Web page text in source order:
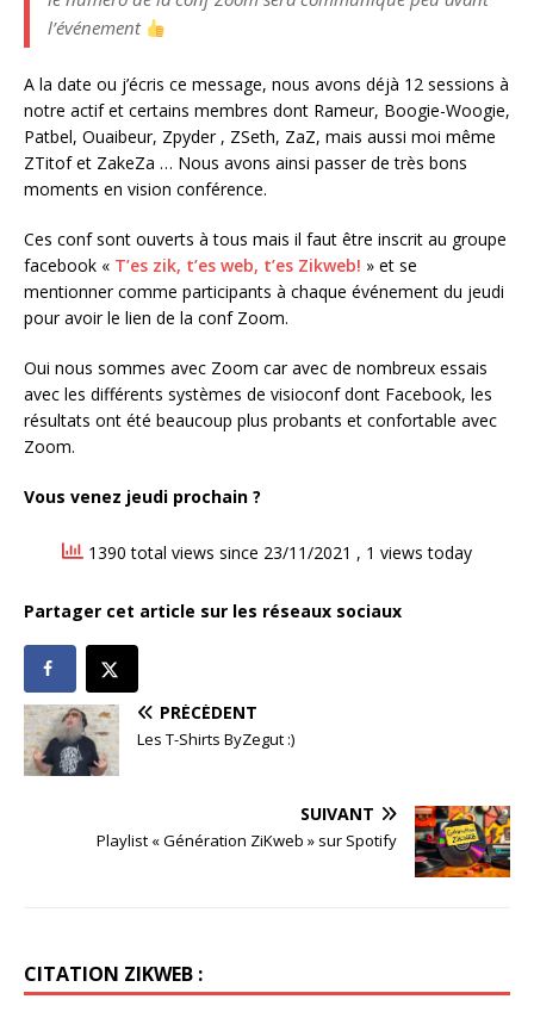
l’événement
A la date ou j’écris ce message, nous avons déjà 12 sessions à
notre actif et certains membres dont Rameur, Boogie-Woogie,
Patbel, Ouaibeur, Zpyder , ZSeth, ZaZ, mais aussi moi même
ZTitof et ZakeZa … Nous avons ainsi passer de très bons
moments en vision conférence.
Ces conf sont ouverts à tous mais il faut être inscrit au groupe
facebook « T’es zik, t’es web, t’es Zikweb! » et se
mentionner comme participants à chaque événement du jeudi
pour avoir le lien de la conf Zoom.
Oui nous sommes avec Zoom car avec de nombreux essais
avec les différents systèmes de visioconf dont Facebook, les
résultats ont été beaucoup plus probants et confortable avec
Zoom.
Vous venez jeudi prochain ?
1390 total views since 23/11/2021 , 1 views today
Partager cet article sur les réseaux sociaux
PRÉCÉDENT
Les T-Shirts ByZegut :)
SUIVANT
Playlist « Génération ZiKweb » sur Spotify
CITATION ZIKWEB :